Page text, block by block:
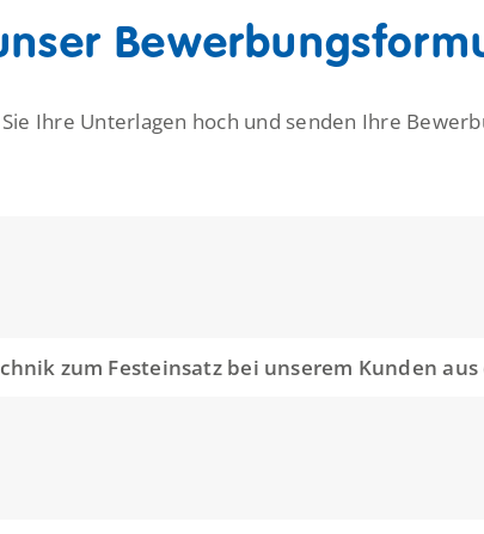
Ihre Unterlagen hoch und senden Ihre